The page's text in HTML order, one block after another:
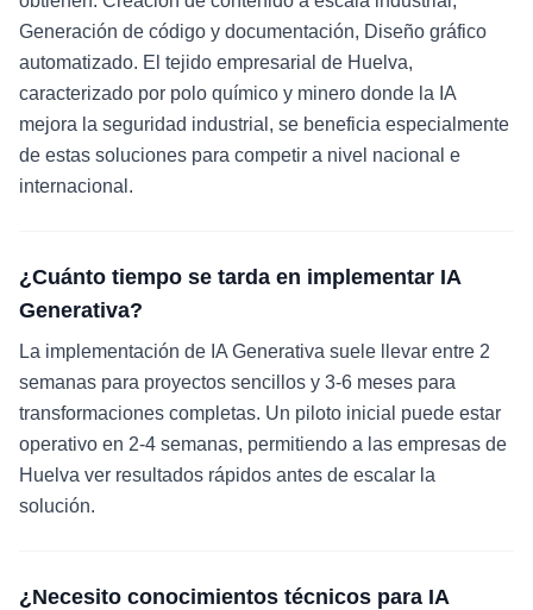
Generación de código y documentación, Diseño gráfico
automatizado. El tejido empresarial de Huelva,
caracterizado por polo químico y minero donde la IA
mejora la seguridad industrial, se beneficia especialmente
de estas soluciones para competir a nivel nacional e
internacional.
¿Cuánto tiempo se tarda en implementar IA
Generativa?
La implementación de IA Generativa suele llevar entre 2
semanas para proyectos sencillos y 3-6 meses para
transformaciones completas. Un piloto inicial puede estar
operativo en 2-4 semanas, permitiendo a las empresas de
Huelva ver resultados rápidos antes de escalar la
solución.
¿Necesito conocimientos técnicos para IA